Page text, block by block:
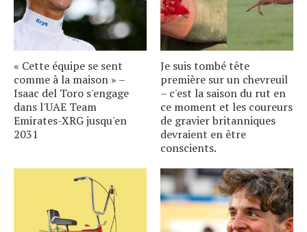
« Cette équipe se sent
comme à la maison » –
Isaac del Toro s'engage
dans l'UAE Team
Emirates-XRG jusqu'en
2031
Je suis tombé tête
première sur un chevreuil
– c'est la saison du rut en
ce moment et les coureurs
de gravier britanniques
devraient en être
conscients.